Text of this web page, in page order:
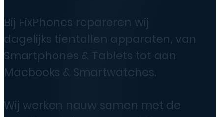
Bij FixPhones repareren wij
dagelijks tientallen apparaten, van
Smartphones & Tablets tot aan
Macbooks & Smartwatches.
Wij werken nauw samen met de